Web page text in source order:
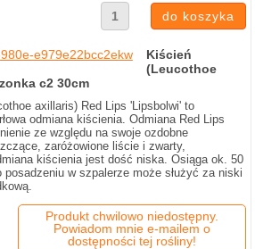
Kiścień
(Leucothoe
c2 30cm
axillaris) Red Lips 'Lipsbolwi' to
odmiana kiścienia. Odmiana Red Lips
ze względu na swoje ozdobne
zaróżowione liście i zwarty,
kiścienia jest dość niska. Osiąga ok. 50
w szpalerze może służyć za niski
Produkt chwilowo niedostępny.
Powiadom mnie e-mailem o
dostępności tej rośliny!